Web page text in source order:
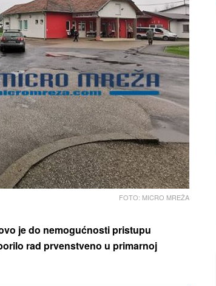
FOTO: MICRO MREŽA
je do nemogućnosti pristupu
rad prvenstveno u primarnoj